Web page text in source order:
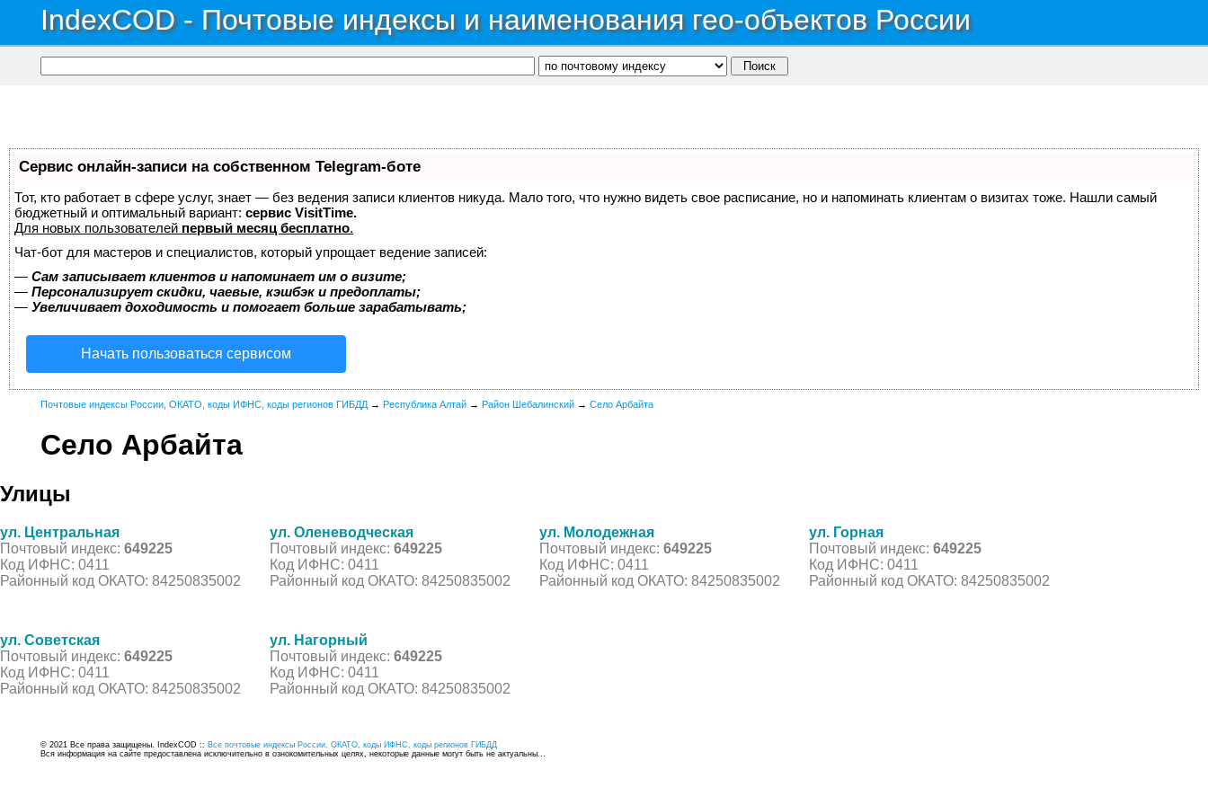
IndexCOD - Почтовые индексы и наименования гео-объектов России
Сервис онлайн-записи на собственном Telegram-боте
Тот, кто работает в сфере услуг, знает — без ведения записи клиентов никуда. Мало того, что нужно видеть свое расписание, но и напоминать клиентам о визитах тоже. Нашли самый
бюджетный и оптимальный вариант: сервис VisitTime.
Для новых пользователей первый месяц бесплатно.
Чат-бот для мастеров и специалистов, который упрощает ведение записей:
— Сам записывает клиентов и напоминает им о визите;
— Персонализирует скидки, чаевые, кэшбэк и предоплаты;
— Увеличивает доходимость и помогает больше зарабатывать;
Начать пользоваться сервисом
Почтовые индексы России, ОКАТО, коды ИФНС, коды регионов ГИБДД → Республика Алтай → Район Шебалинский → Село Арбайта
Село Арбайта
Улицы
ул. Центральная
Почтовый индекс: 649225
Код ИФНС: 0411
Районный код ОКАТО: 84250835002
ул. Оленеводческая
Почтовый индекс: 649225
Код ИФНС: 0411
Районный код ОКАТО: 84250835002
ул. Молодежная
Почтовый индекс: 649225
Код ИФНС: 0411
Районный код ОКАТО: 84250835002
ул. Горная
Почтовый индекс: 649225
Код ИФНС: 0411
Районный код ОКАТО: 84250835002
ул. Советская
Почтовый индекс: 649225
Код ИФНС: 0411
Районный код ОКАТО: 84250835002
ул. Нагорный
Почтовый индекс: 649225
Код ИФНС: 0411
Районный код ОКАТО: 84250835002
© 2021 Все права защищены. IndexCOD :: Все почтовые индексы России, ОКАТО, коды ИФНС, коды регионов ГИБДД
Вся информация на сайте предоставлена исключительно в ознокомительных целях, некоторые данные могут быть не актуальны...